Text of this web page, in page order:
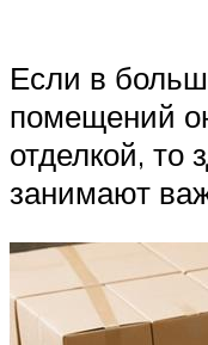
Если в
помещений
отделкой, то
занимают